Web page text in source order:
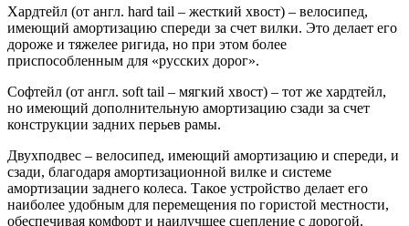
Хардтейл (от англ. hard tail – жесткий хвост) – велосипед,
имеющий амортизацию спереди за счет вилки. Это делает его
дороже и тяжелее ригида, но при этом более
приспособленным для «русских дорог».
Софтейл (от англ. soft tail – мягкий хвост) – тот же хардтейл,
но имеющий дополнительную амортизацию сзади за счет
конструкции задних перьев рамы.
Двухподвес – велосипед, имеющий амортизацию и спереди, и
сзади, благодаря амортизационной вилке и системе
амортизации заднего колеса. Такое устройство делает его
наиболее удобным для перемещения по гористой местности,
обеспечивая комфорт и наилучшее сцепление с дорогой.